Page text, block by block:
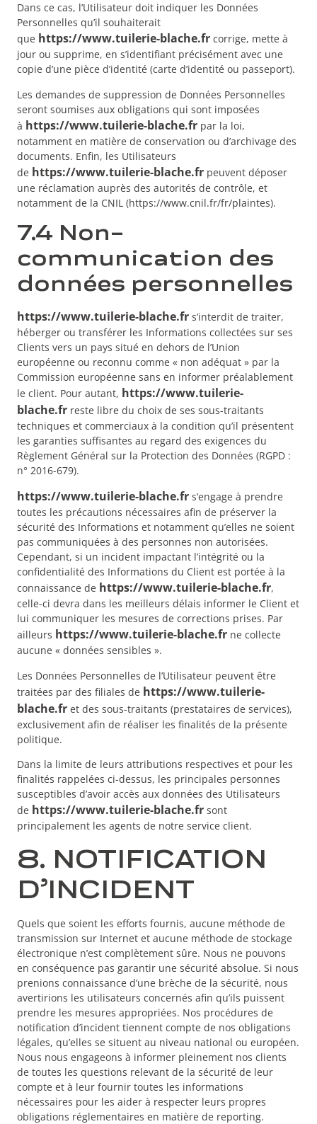
Dans ce cas, l’Utilisateur doit indiquer les Données
Personnelles qu’il souhaiterait
que https://www.tuilerie-blache.fr corrige, mette à
jour ou supprime, en s’identifiant précisément avec une
copie d’une pièce d’identité (carte d’identité ou passeport).
Les demandes de suppression de Données Personnelles
seront soumises aux obligations qui sont imposées
à https://www.tuilerie-blache.fr par la loi,
notamment en matière de conservation ou d’archivage des
documents. Enfin, les Utilisateurs
de https://www.tuilerie-blache.fr peuvent déposer
une réclamation auprès des autorités de contrôle, et
notamment de la CNIL (https://www.cnil.fr/fr/plaintes).
7.4 Non-
communication des
données personnelles
https://www.tuilerie-blache.fr s’interdit de traiter,
héberger ou transférer les Informations collectées sur ses
Clients vers un pays situé en dehors de l’Union
européenne ou reconnu comme « non adéquat » par la
Commission européenne sans en informer préalablement
le client. Pour autant, https://www.tuilerie-
blache.fr reste libre du choix de ses sous-traitants
techniques et commerciaux à la condition qu’il présentent
les garanties suffisantes au regard des exigences du
Règlement Général sur la Protection des Données (RGPD :
n° 2016-679).
https://www.tuilerie-blache.fr s’engage à prendre
toutes les précautions nécessaires afin de préserver la
sécurité des Informations et notamment qu’elles ne soient
pas communiquées à des personnes non autorisées.
Cependant, si un incident impactant l’intégrité ou la
confidentialité des Informations du Client est portée à la
connaissance de https://www.tuilerie-blache.fr,
celle-ci devra dans les meilleurs délais informer le Client et
lui communiquer les mesures de corrections prises. Par
ailleurs https://www.tuilerie-blache.fr ne collecte
aucune « données sensibles ».
Les Données Personnelles de l’Utilisateur peuvent être
traitées par des filiales de https://www.tuilerie-
blache.fr et des sous-traitants (prestataires de services),
exclusivement afin de réaliser les finalités de la présente
politique.
Dans la limite de leurs attributions respectives et pour les
finalités rappelées ci-dessus, les principales personnes
susceptibles d’avoir accès aux données des Utilisateurs
de https://www.tuilerie-blache.fr sont
principalement les agents de notre service client.
8. NOTIFICATION
D’INCIDENT
Quels que soient les efforts fournis, aucune méthode de
transmission sur Internet et aucune méthode de stockage
électronique n’est complètement sûre. Nous ne pouvons
en conséquence pas garantir une sécurité absolue. Si nous
prenions connaissance d’une brèche de la sécurité, nous
avertirions les utilisateurs concernés afin qu’ils puissent
prendre les mesures appropriées. Nos procédures de
notification d’incident tiennent compte de nos obligations
légales, qu’elles se situent au niveau national ou européen.
Nous nous engageons à informer pleinement nos clients
de toutes les questions relevant de la sécurité de leur
compte et à leur fournir toutes les informations
nécessaires pour les aider à respecter leurs propres
obligations réglementaires en matière de reporting.